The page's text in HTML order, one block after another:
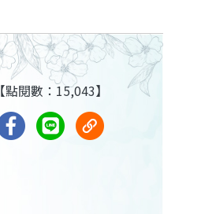
【點閱數：15,043】